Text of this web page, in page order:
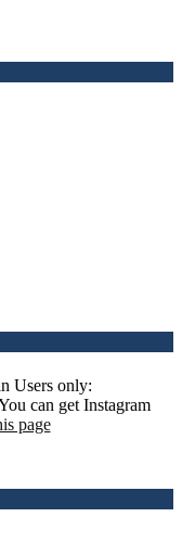
Users only:
can get Instagram
page